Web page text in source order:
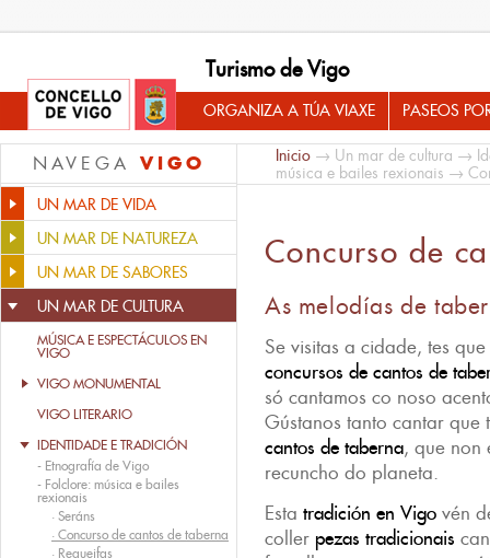
Turismo de Vigo
ORGANIZA A TÚA VIAXE PASEOS
NAVEGA VIGO
UN MAR DE VIDA
UN MAR DE NATUREZA
UN MAR DE SABORES
UN MAR DE CULTURA
MÚSICA E ESPECTÁCULOS EN
VIGO
VIGO MONUMENTAL
VIGO LITERARIO
IDENTIDADE E TRADICIÓN
- Etnografía de Vigo
- Folclore: música e bailes
rexionais
· Seráns
· Concurso de cantos de taberna
· Regueifas
Inicio → Un mar de cultura →
música e bailes rexionais →
Concurso de
As melodías de
Se visitas a cidade, tes
concursos de cantos de
só cantamos co noso
Gústanos tanto cantar que
cantos de taberna, que non
recuncho do planeta.
Esta tradición en Vigo vén
coller pezas tradicionais